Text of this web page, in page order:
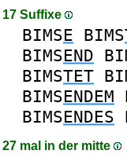
17 Suffixe
BIMSE BIMS
BIMSEND
BIMSTET
BIMSENDEM
BIMSENDES
27 mal in der mitte